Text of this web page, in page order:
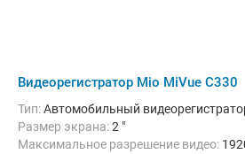
Видеорегистратор Mio MiVue C330
Тип:Автомобильный
Размер экрана:2 "
Максимальное разрешение видео: